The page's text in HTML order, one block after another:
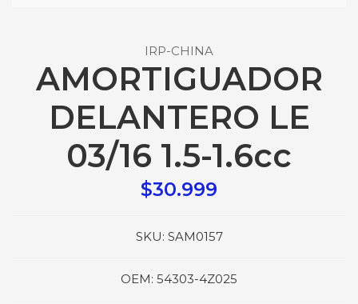
IRP-CHINA
AMORTIGUADOR
DELANTERO LE
03/16 1.5-1.6cc
$30.999
SKU: SAM0157
OEM: 54303-4Z025